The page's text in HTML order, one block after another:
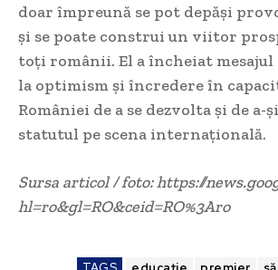
doar împreună se pot depăși
și se poate construi un viitor
toți românii. El a încheiat mesajul
la optimism și încredere în
României de a se dezvolta și de
statutul pe scena internațională.
Sursa articol / foto: https://
hl=ro&gl=RO&ceid=RO%3Aro